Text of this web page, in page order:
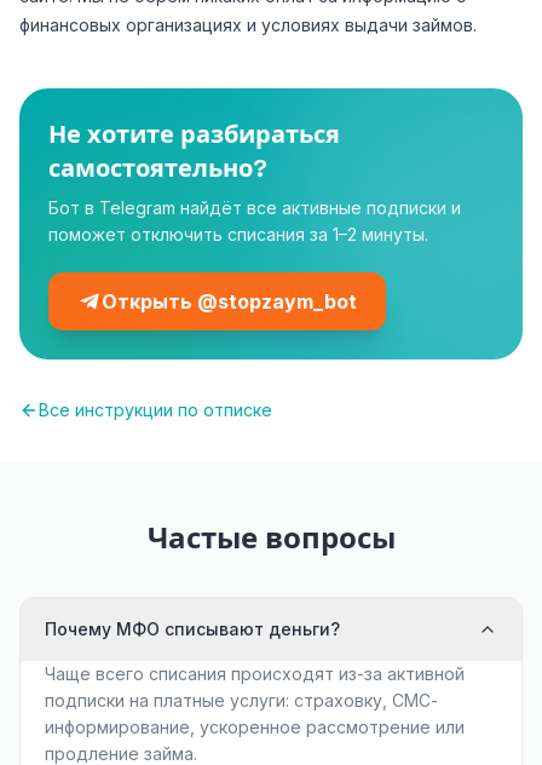
финансовых организациях и условиях выдачи займов.
Не хотите разбираться
самостоятельно?
Бот в Telegram найдёт все активные подписки и
поможет отключить списания за 1–2 минуты.
Открыть @stopzaym_bot
Все инструкции по отписке
Частые вопросы
Почему МФО списывают деньги?
Чаще всего списания происходят из-за активной
подписки на платные услуги: страховку, СМС-
информирование, ускоренное рассмотрение или
продление займа.